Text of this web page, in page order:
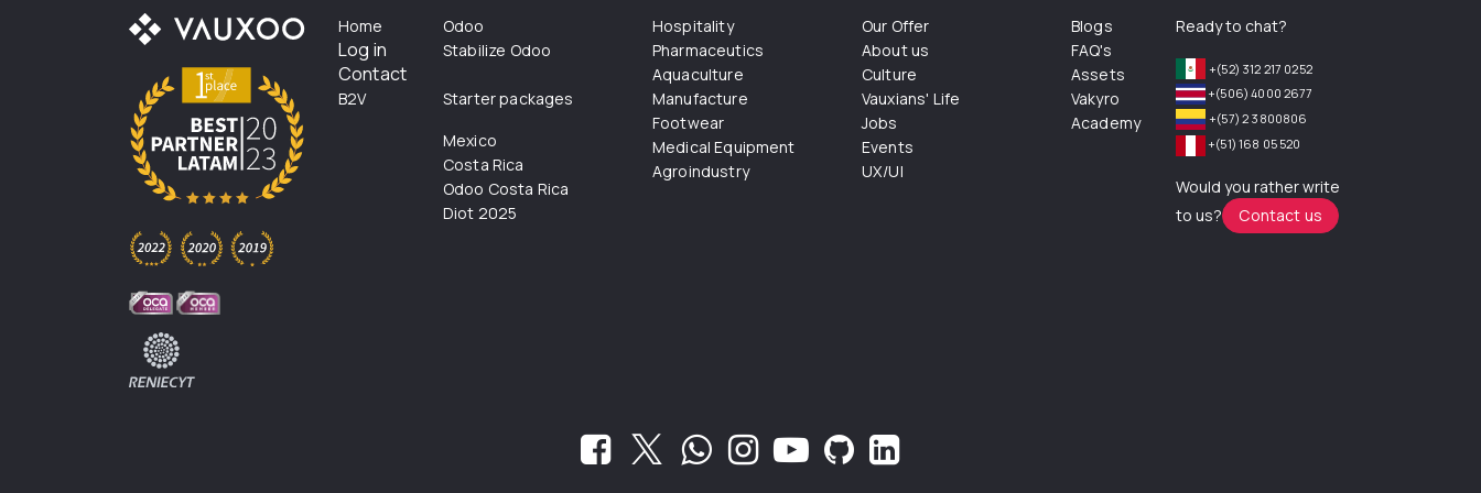
Home
Log in
Contact
B2V
Odoo
Stabilize Odoo
Starter packages
Mexico
Costa Rica
Odoo Costa Rica
Diot 2025
Hospitality
Pharmaceutics
Aquaculture
Manufacture
Footwear
Medical Equipment
Agroindustry
Our Offer
About us
Culture
Vauxians' Life
Jobs
Events
UX/UI
Blogs
FAQ's
Assets
Vakyro
Academy
Ready to chat?
+(52) 312 217 0252
+(506) 4000 2677
+(57) 2 3800806
+(51) 168 05 520
Would you rather write
to us?
Contact us